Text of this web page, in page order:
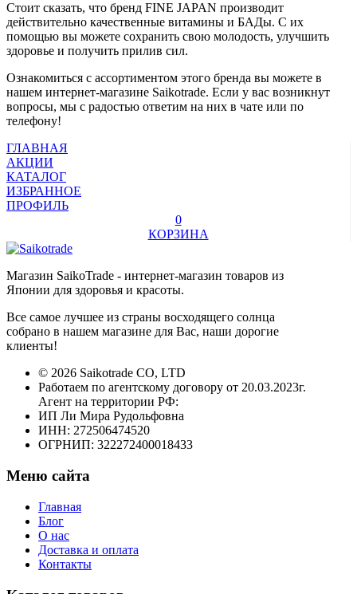
Стоит сказать, что бренд FINE JAPAN производит
действительно качественные витамины и БАДы. С их
помощью вы можете сохранить свою молодость, улучшить
здоровье и получить прилив сил.
Ознакомиться с ассортиментом этого бренда вы можете в
нашем интернет-магазине Saikotrade. Если у вас возникнут
вопросы, мы с радостью ответим на них в чате или по
телефону!
ГЛАВНАЯ
АКЦИИ
КАТАЛОГ
ИЗБРАННОЕ
ПРОФИЛЬ
0
КОРЗИНА
Магазин SaikoTrade - интернет-магазин товаров из
Японии для здоровья и красоты.
Все самое лучшее из страны восходящего солнца
собрано в нашем магазине для Вас, наши дорогие
клиенты!
© 2026 Saikotrade CO, LTD
Работаем по агентскому договору от 20.03.2023г.
Агент на территории РФ:
ИП Ли Мира Рудольфовна
ИНН: 272506474520
ОГРНИП: 322272400018433
Меню сайта
Главная
Блог
О нас
Доставка и оплата
Контакты